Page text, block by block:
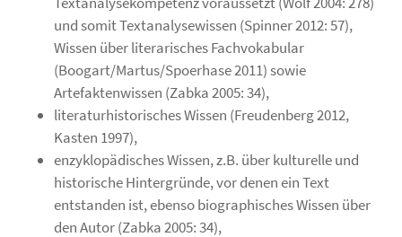
und somit Textanalysewissen (Spinner 2012: 57),
Wissen über literarisches Fachvokabular
(Boogart/Martus/Spoerhase 2011) sowie
Artefaktenwissen (Zabka 2005: 34),
literaturhistorisches Wissen (Freudenberg 2012,
Kasten 1997),
enzyklopädisches Wissen, z.B. über kulturelle und
historische Hintergründe, vor denen ein Text
entstanden ist, ebenso biographisches Wissen über
den Autor (Zabka 2005: 34),